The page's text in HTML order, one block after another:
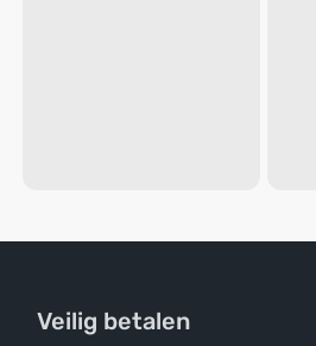
Veilig betalen